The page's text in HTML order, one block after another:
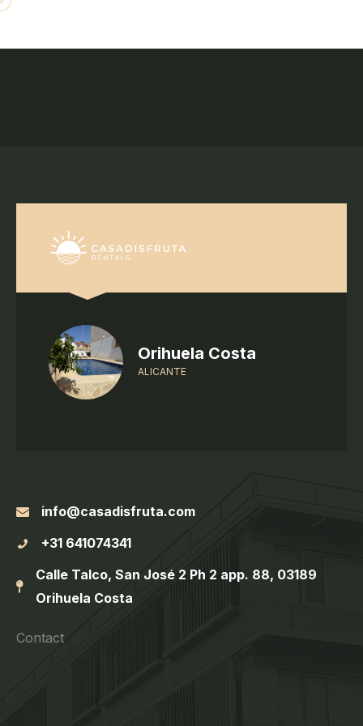
Orihuela Costa
ALICANTE
info@casadisfruta.com
+31 641074341
Calle Talco, San José 2 Ph 2 app. 88, 03189
Orihuela Costa
Contact